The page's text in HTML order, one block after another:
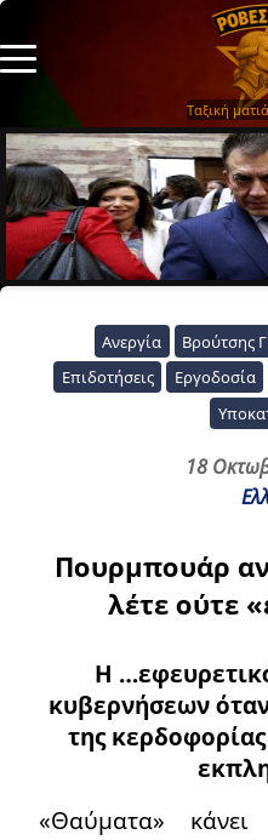
Ταξική
Ανεργία Βρούτσης
Επιδοτήσεις
Εργοδοσία
18
Πουρμπουάρ
λέτε ούτε
Η
κυβερνήσεων
της
«Θαύματα»